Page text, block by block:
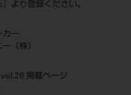
』より登録ください。
カー
ー（株）
vol.26 掲載ページ